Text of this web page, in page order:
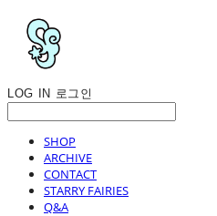
LOG IN 로그인
SHOP
ARCHIVE
CONTACT
STARRY FAIRIES
Q&A